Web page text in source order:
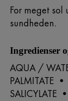
For meget sol
sundheden.
Ingredienser
AQUA /
PALMITATE
SALICYLATE